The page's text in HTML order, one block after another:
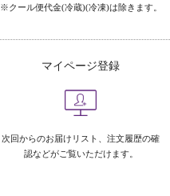
※クール便代金(冷蔵)(冷凍)は除きます。
マイページ登録
次回からのお届けリスト、注文履歴の確
認などがご覧いただけます。